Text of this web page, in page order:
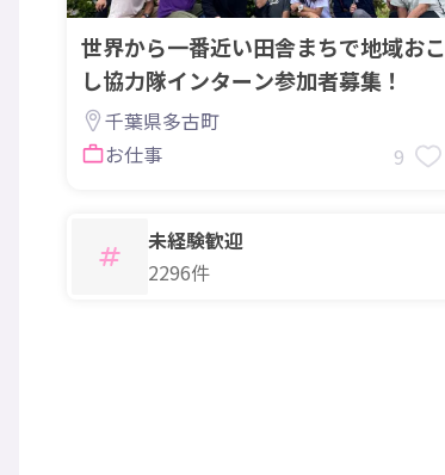
世界から一番近い田舎まちで地域おこ
し協力隊インターン参加者募集！
千葉県多古町
お仕事
9
未経験歓迎
2296件